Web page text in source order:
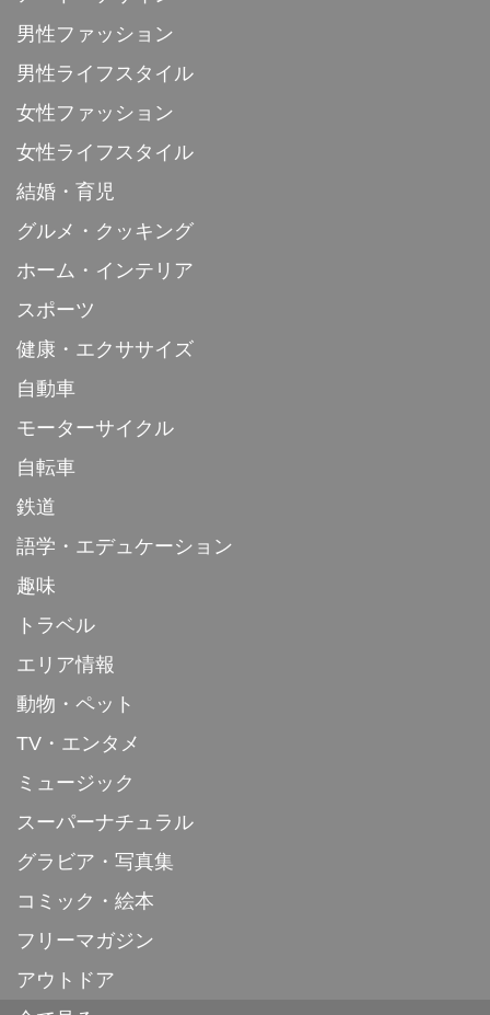
男性ファッション
男性ライフスタイル
女性ファッション
女性ライフスタイル
結婚・育児
グルメ・クッキング
ホーム・インテリア
スポーツ
健康・エクササイズ
自動車
モーターサイクル
自転車
鉄道
語学・エデュケーション
趣味
トラベル
エリア情報
動物・ペット
TV・エンタメ
ミュージック
スーパーナチュラル
グラビア・写真集
コミック・絵本
フリーマガジン
アウトドア